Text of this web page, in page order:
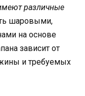
различные
шаровыми,
на основе
зависит от
и требуемых